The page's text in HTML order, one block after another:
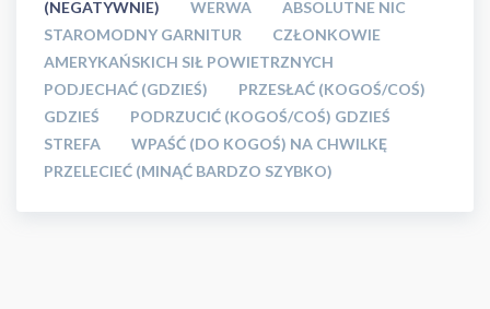
(NEGATYWNIE)
WERWA
ABSOLUTNE NIC
STAROMODNY GARNITUR
CZŁONKOWIE
AMERYKAŃSKICH SIŁ POWIETRZNYCH
PODJECHAĆ (GDZIEŚ)
PRZESŁAĆ (KOGOŚ/COŚ)
GDZIEŚ
PODRZUCIĆ (KOGOŚ/COŚ) GDZIEŚ
STREFA
WPAŚĆ (DO KOGOŚ) NA CHWILKĘ
PRZELECIEĆ (MINĄĆ BARDZO SZYBKO)